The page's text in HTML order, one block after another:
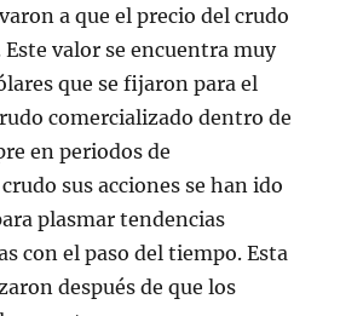
a que el precio del crudo
Este valor se encuentra muy
que se fijaron para el
comercializado dentro de
en periodos de
sus acciones se han ido
plasmar tendencias
con el paso del tiempo. Esta
después de que los